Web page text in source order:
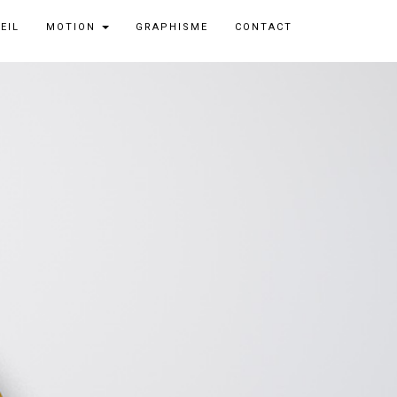
MOTION GRAPHISME CONTACT